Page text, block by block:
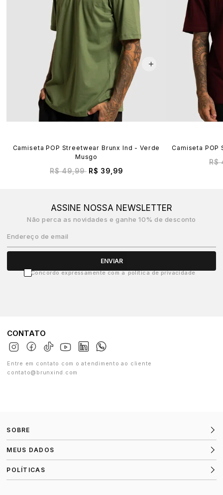
Camiseta POP Streetwear Brunx Ind - Verde
Musgo
R$ 49,99 R$ 39,99
Camiseta
R$
ASSINE NOSSA NEWSLETTER
Não perca as novidades e ganhe 10% de desconto
Endereço de email
ENVIAR
Concordo expressamente com a política de privacidade
CONTATO
Entre em contato com o atendimento ao cliente
contato@brunxind.com
SOBRE
MEUS DADOS
POLÍTICAS